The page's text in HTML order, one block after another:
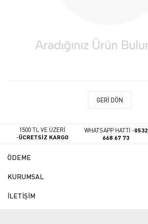
GERI DÖN
1500 TL VE ÜZERİ
-ÜCRETSİZ KARGO
WHATSAPP HATTI -0532
668 67 73
ÖDEME
KURUMSAL
İLETİŞİM